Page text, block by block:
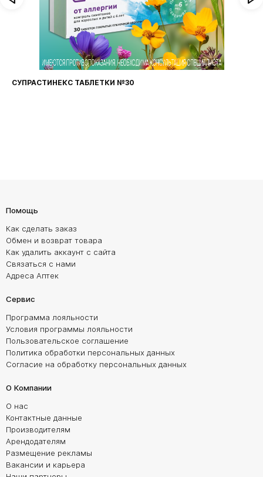
СУПРАСТИНЕКС ТАБЛЕТКИ №30
Помощь
Как сделать заказ
Обмен и возврат товара
Как удалить аккаунт с сайта
Связаться с нами
Адреса Аптек
Сервис
Программа лояльности
Условия программы лояльности
Пользовательское соглашение
Политика обработки персональных данных
Согласие на обработку персональных данных
О Компании
О нас
Контактные данные
Производителям
Арендодателям
Размещение рекламы
Вакансии и карьера